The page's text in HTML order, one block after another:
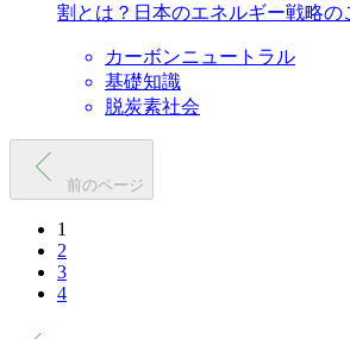
割とは？日本のエネルギー戦略の
カーボンニュートラル
基礎知識
脱炭素社会
前のページ
1
2
3
4